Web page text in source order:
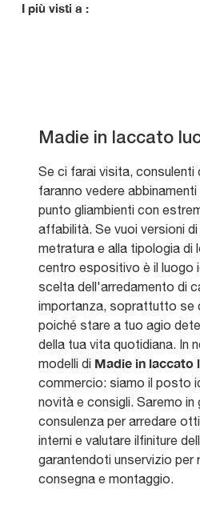
I più visti a :
Madie in laccato
Se ci farai visita, consulenti
faranno vedere
punto gliambienti con
affabilità. Se vuoi versioni
metratura e alla tipologia di
centro espositivo è il luogo
scelta dell'arredamento di
importanza, soprattutto se
poiché stare a tuo agio
della tua vita quotidiana. In
modelli di Madie in laccato
commercio: siamo il posto
novità e consigli. Saremo in
consulenza per arredare
interni e valutare ilfiniture
garantendoti unservizio per
consegna e montaggio.